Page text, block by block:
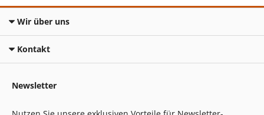
Wir über uns
Kontakt
Newsletter